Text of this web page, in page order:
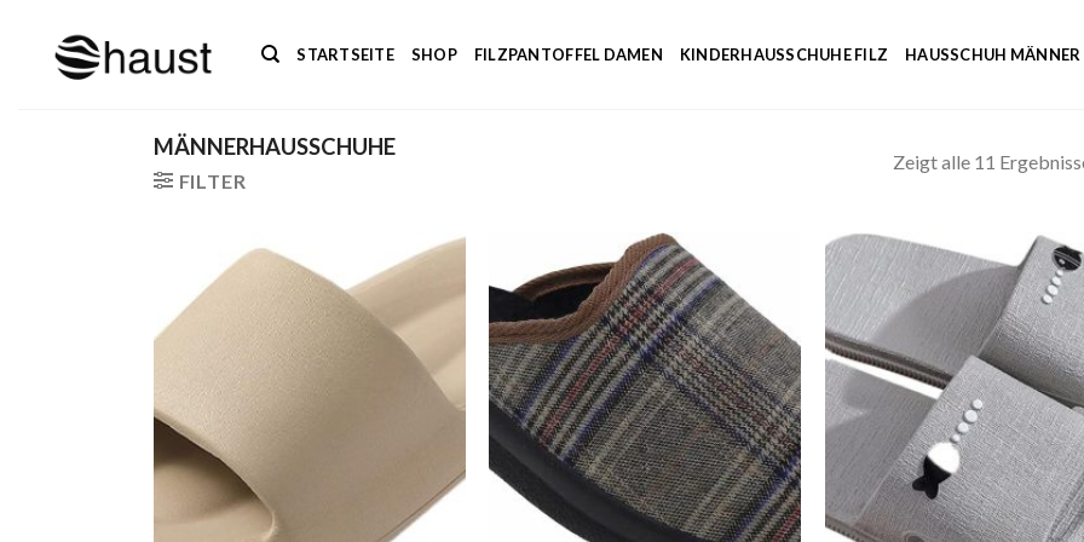
springen
STARTSEITE SHOP FILZPANTOFFEL DAMEN KINDERHAUSSCHUHE FILZ HAUSSCHUH MÄNNER
MÄNNERHAUSSCHUHE
FILTER
Zeigt alle 11